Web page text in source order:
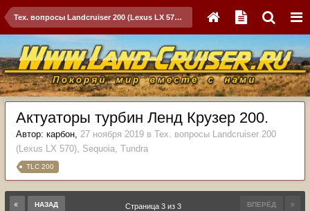
Тех. вопросы Landcruiser 200 (Lexus LX 570), Sequoia, Tundra
Актуаторы турбин Ленд Крузер 200.
Автор: карбон, 27 ноября 2019 в Тех. вопросы Landcruiser 200
(Lexus LX 570), Sequoia, Tundra
TLC 200
НАЗАД ВПЕРЁД
Страница 3 из 3